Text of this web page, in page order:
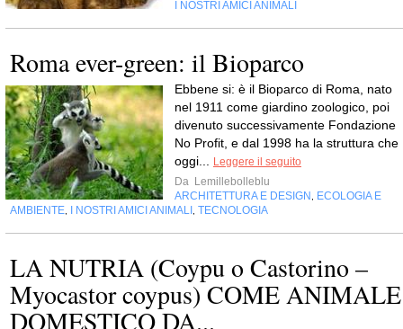
I NOSTRI AMICI ANIMALI
Roma ever-green: il Bioparco
Ebbene si: è il Bioparco di Roma, nato
nel 1911 come giardino zoologico, poi
divenuto successivamente Fondazione
No Profit, e dal 1998 ha la struttura che
oggi...
Leggere il seguito
Da Lemillebolleblu
ARCHITETTURA E DESIGN ECOLOGIA E
AMBIENTE I NOSTRI AMICI ANIMALI TECNOLOGIA
LA NUTRIA (Coypu o Castorino –
Myocastor coypus) COME ANIMALE
DOMESTICO DA...